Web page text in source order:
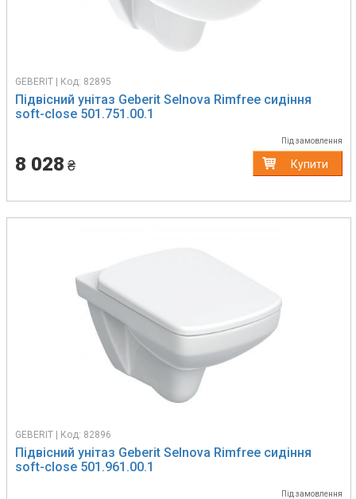
GEBERIT | Код: 82895
Підвісний унітаз Geberit Selnova Rimfree сидіння
soft-close 501.751.00.1
Під замовлення
8 028 ₴ Купити
GEBERIT | Код: 82896
Підвісний унітаз Geberit Selnova Rimfree сидіння
soft-close 501.961.00.1
Під замовлення